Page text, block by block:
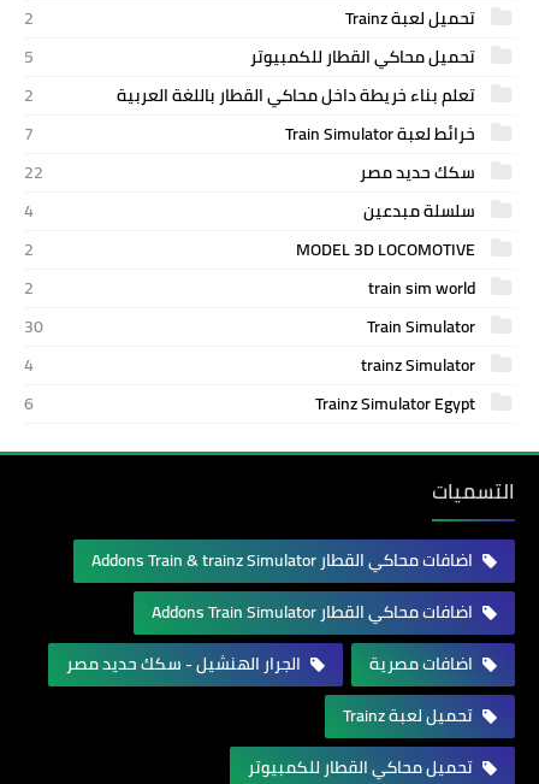
تحميل لعبة Trainz
2
تحميل محاكي القطار للكمبيوتر
5
تعلم بناء خريطة داخل محاكي القطار باللغة العربية
2
خرائط لعبة Train Simulator
7
سكك حديد مصر
22
سلسلة مبدعين
4
2
2
30
4
6
التسميات
اضافات محاكي القطار Addons Train & trainz Simulator
اضافات محاكي القطار Addons Train Simulator
اضافات مصرية
الجرار الهنشيل - سكك حديد مصر
تحميل لعبة Trainz
تحميل محاكي القطار للكمبيوتر